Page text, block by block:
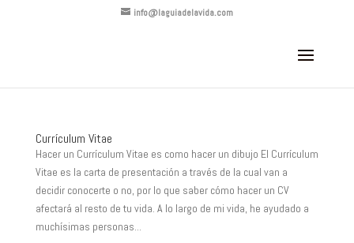
info@laguiadelavida.com
Currículum Vitae
Hacer un Currículum Vitae es como hacer un dibujo El Currículum
Vitae es la carta de presentación a través de la cual van a
decidir conocerte o no, por lo que saber cómo hacer un CV
afectará al resto de tu vida. A lo largo de mi vida, he ayudado a
muchísimas personas...